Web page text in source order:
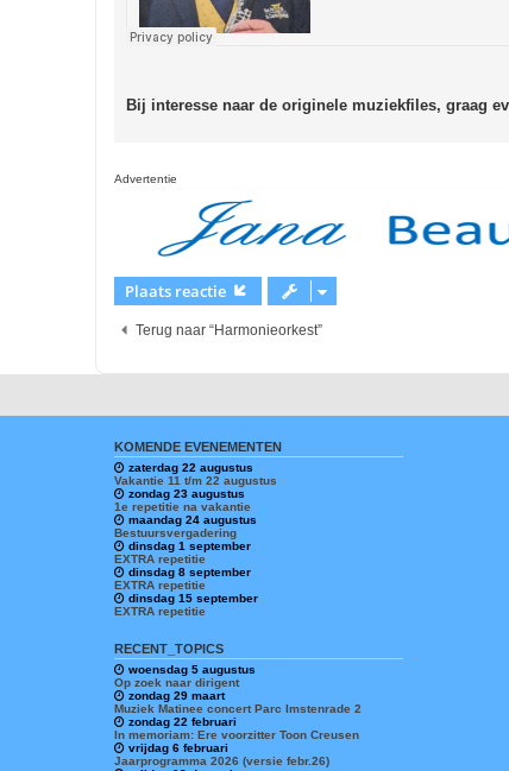
Bij interesse naar de originele muziekfiles, graag
Advertentie
Plaats reactie
Terug naar “Harmonieorkest”
KOMENDE EVENEMENTEN
zaterdag 22 augustus
Vakantie 11 t/m 22 augustus
zondag 23 augustus
1e repetitie na vakantie
maandag 24 augustus
Bestuursvergadering
dinsdag 1 september
EXTRA repetitie
dinsdag 8 september
EXTRA repetitie
dinsdag 15 september
EXTRA repetitie
RECENT_TOPICS
woensdag 5 augustus
Op zoek naar dirigent
zondag 29 maart
Muziek Matinee concert Parc Imstenrade 2
zondag 22 februari
In memoriam: Ere voorzitter Toon Creusen
vrijdag 6 februari
Jaarprogramma 2026 (versie febr.26)